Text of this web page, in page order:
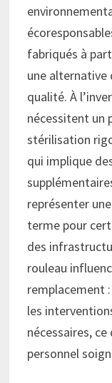
fabriqués à
une alternative
qualité. À
nécessitent un
stérilisation
qui implique
représenter
terme pour
des
rouleau
remplacement
les
nécessaires,
personnel